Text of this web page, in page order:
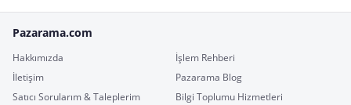
Pazarama.com
Hakkımızda
İşlem Rehberi
İletişim
Pazarama Blog
Satıcı Sorularım & Taleplerim
Bilgi Toplumu Hizmetleri